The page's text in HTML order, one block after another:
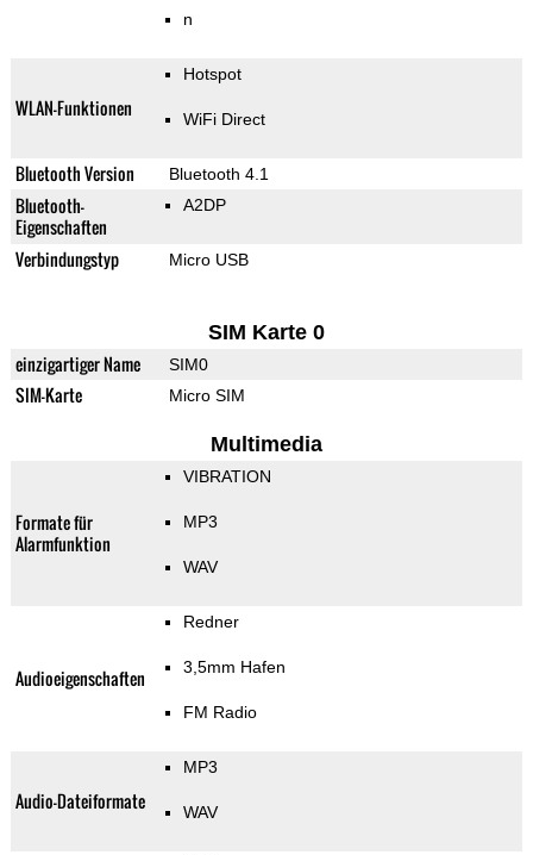
n
WLAN-Funktionen
Hotspot
WiFi Direct
Bluetooth Version Bluetooth 4.1
Bluetooth-
Eigenschaften
A2DP
Verbindungstyp Micro USB
SIM Karte 0
einzigartiger Name SIM0
SIM-Karte Micro SIM
Multimedia
Formate für
Alarmfunktion
VIBRATION
MP3
WAV
Audioeigenschaften
Redner
3,5mm Hafen
FM Radio
Audio-Dateiformate
MP3
WAV